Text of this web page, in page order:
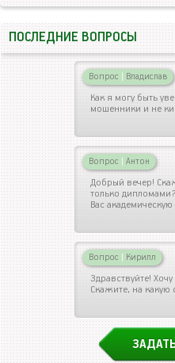
ПОСЛЕДНИЕ ВОПРОСЫ
Вопрос | Владислав
Как я могу быть
мошенники и не
Вопрос | Антон
Добрый вечер!
только
Вас
Вопрос | Кирилл
Здравствуйте!
Скажите, на какую